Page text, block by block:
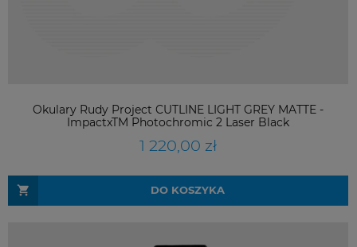
Okulary Rudy Project CUTLINE LIGHT GREY MATTE -
ImpactxTM Photochromic 2 Laser Black
1 220,00 zł
DO KOSZYKA